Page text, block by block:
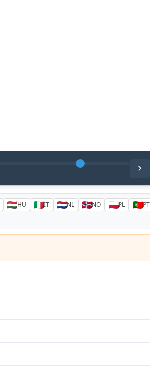
HU IT NL NO PL
PT